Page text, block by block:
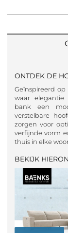
ONTDEK DE
Geïnspireerd
waar
bank een
verstelbare
zorgen voor
verfijnde vorm
thuis in elke
BEKIJK